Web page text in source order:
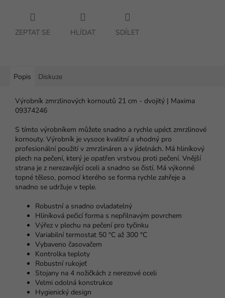
ZEPTAT SE HLÍDAT SDÍLET
Popis Diskuze
Výrobník zmrzlinových kornoutů 21 cm - dvojitý | Maxima
09374246
S tímto výrobníkem můžete snadno a rychle upéct zmrzlinové
kornouty. Výrobník je vysoce kvalitní a vhodný pro
profesionální použití v zmrzlináren a v jídelnách. Má hliníkový
plech na pečení, který je opatřen vrstvou proti pečení. Vnější
strana je z nerezavějící oceli a snadno se čistí. Má výkonné
topné těleso, pomocí kterého se forma rychle zahřeje a
snadno se udržuje v teple.
Robustní a snadno ovladatelný
Hliníková pečicí forma s nepřilnavým povrchem
Výřez v plechu na pečení pro tyčinku
Variabilní termostat 50 °C až 300 °C
Vybaveno časovačem
Kontrolka teploty
Robustní rukojeť
Stojany na 4 nožičkách z nerezové oceli
Velmi odolná konstrukce
Hygienický design